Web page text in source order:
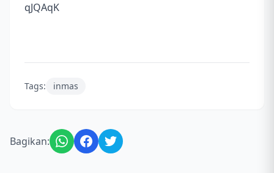
qJQAqK
Tags: inmas
Bagikan: